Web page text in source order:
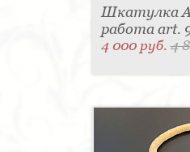
Шкатулка
работа art.
4 000 руб.4